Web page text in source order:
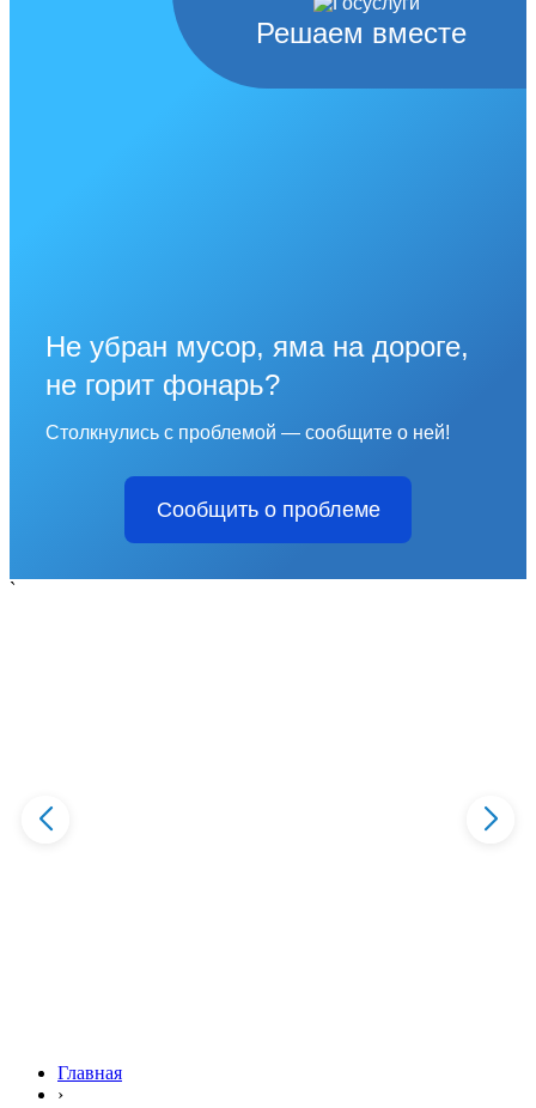
Решаем вместе
Не убран мусор, яма на дороге,
не горит фонарь?
Столкнулись с проблемой — сообщите о ней!
Сообщить о проблеме
`
Главная
›